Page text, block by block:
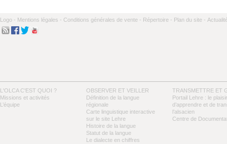
Logo - Mentions légales - Conditions générales de vente - Répertoire - Plan du site -
L'OLCA C'EST QUOI ?
Missions et activités
L’équipe
OBSERVER ET VEILLER
Définition de la langue
régionale
Carte linguistique interactive
sur le site Lehre
Histoire de la langue
Statut de la langue
Le dialecte en chiffres
TRANSMETTRE ET
Portail Lehre : le plaisir
d’apprendre et de
l’alsacien
Centre de